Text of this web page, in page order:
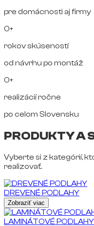
pre domácnosti aj firmy
0+
rokov skúseností
od návrhu po montáž
0+
realizácií ročne
po celom Slovensku
PRODUKTY A
Vyberte si z kategórií,
realizovať.
DREVENÉ PODLAHY
Zobraziť viac
LAMINÁTOVÉ PODLAHY